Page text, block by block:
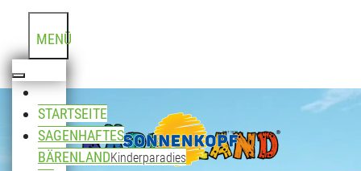
MENÜ
STARTSEITE
SAGENHAFTES
BÄRENLANDKinderparadies